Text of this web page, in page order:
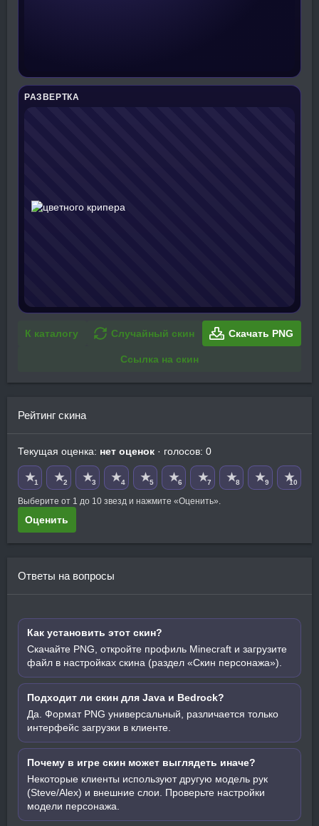
РАЗВЕРТКА
К каталогу Случайный скин Скачать PNG
Ссылка на скин
Рейтинг скина
Текущая оценка: нет оценок · голосов: 0
★1 ★2 ★3 ★4 ★5 ★6 ★7 ★8 ★9 ★10
Выберите от 1 до 10 звезд и нажмите «Оценить».
Оценить
Ответы на вопросы
Как установить этот скин?
Скачайте PNG, откройте профиль Minecraft и загрузите
файл в настройках скина (раздел «Скин персонажа»).
Подходит ли скин для Java и Bedrock?
Да. Формат PNG универсальный, различается только
интерфейс загрузки в клиенте.
Почему в игре скин может выглядеть иначе?
Некоторые клиенты используют другую модель рук
(Steve/Alex) и внешние слои. Проверьте настройки
модели персонажа.